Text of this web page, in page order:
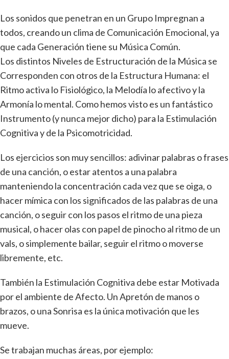
Los sonidos que penetran en un Grupo Impregnan a
todos, creando un clima de Comunicación Emocional, ya
que cada Generación tiene su Música Común.
Los distintos Niveles de Estructuración de la Música se
Corresponden con otros de la Estructura Humana: el
Ritmo activa lo Fisiológico, la Melodía lo afectivo y la
Armonía lo mental. Como hemos visto es un fantástico
Instrumento (y nunca mejor dicho) para la Estimulación
Cognitiva y de la Psicomotricidad.
Los ejercicios son muy sencillos: adivinar palabras o frases
de una canción, o estar atentos a una palabra
manteniendo la concentración cada vez que se oiga, o
hacer mímica con los significados de las palabras de una
canción, o seguir con los pasos el ritmo de una pieza
musical, o hacer olas con papel de pinocho al ritmo de un
vals, o simplemente bailar, seguir el ritmo o moverse
libremente, etc.
También la Estimulación Cognitiva debe estar Motivada
por el ambiente de Afecto. Un Apretón de manos o
brazos, o una Sonrisa es la única motivación que les
mueve.
Se trabajan muchas áreas, por ejemplo: